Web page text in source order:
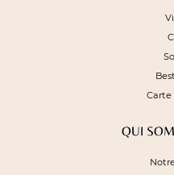
Carte
QUI